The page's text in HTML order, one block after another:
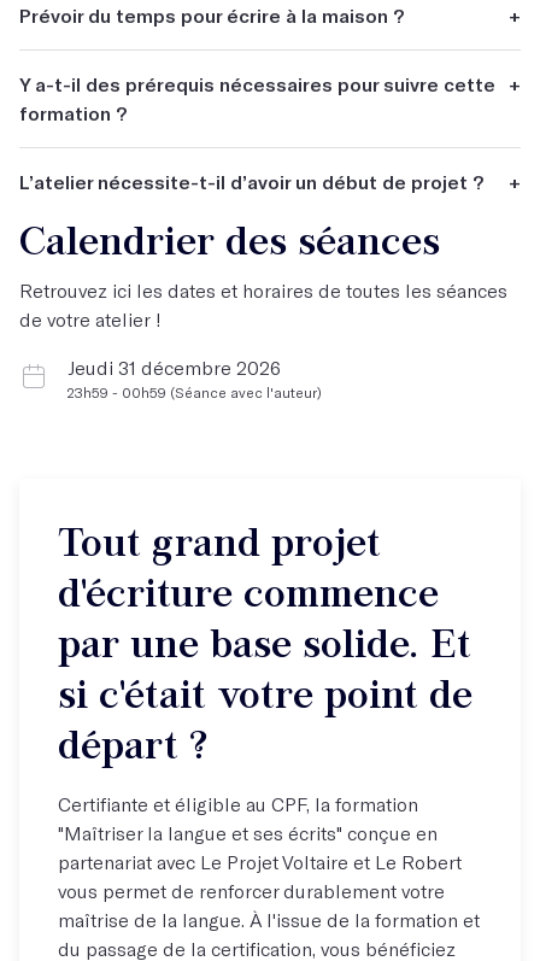
ateliers que nous sélectionnerons pour vous en fonction
de votre objectif.
Prévoir du temps pour écrire à la maison ? +
Y a-t-il des prérequis nécessaires pour suivre cette
formation ?
+
"Maitriser la langue et ses écrits", un socle solide sur
L’atelier nécessite-t-il d’avoir un début de projet ? +
Oui, c'est possible, mais pas obligatoire.
Calendrier des séances
Retrouvez ici les dates et horaires de toutes les séances
de votre atelier !
Jeudi 31 décembre 2026
23h59 - 00h59 (Séance avec l'auteur)
Tout grand projet
d'écriture commence
par une base solide. Et
si c'était votre point de
départ ?
Certifiante et éligible au CPF, la formation
"Maîtriser la langue et ses écrits" conçue en
partenariat avec Le Projet Voltaire et Le Robert
vous permet de renforcer durablement votre
maîtrise de la langue. À l'issue de la formation et
du passage de la certification, vous bénéficiez